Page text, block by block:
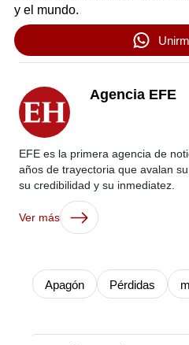
y el mundo.
Agencia EFE
EFE es la primera agencia de
años de trayectoria que avalan
su credibilidad y su inmediatez.
Ver más
Apagón Pérdidas